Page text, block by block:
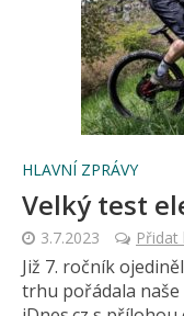
HLAVNÍ ZPRÁVY
Velký test
3.7.2023
Již 7. ročník
trhu pořádala naše